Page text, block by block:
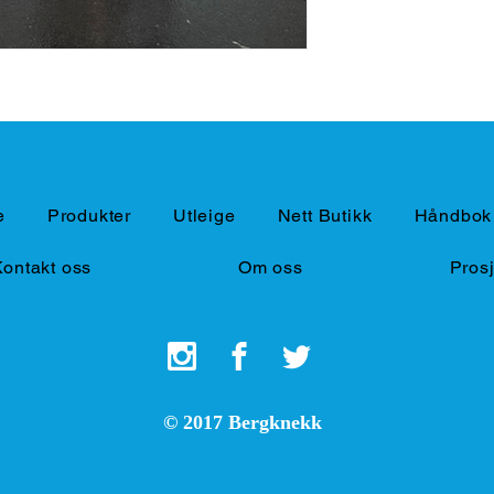
Produkter Utleige Nett Butikk
oss Om oss
© 2017 Bergknekk